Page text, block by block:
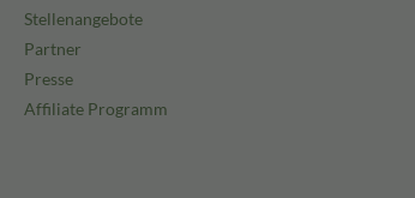
Stellenangebote
Partner
Presse
Affiliate Programm